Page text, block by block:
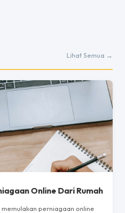
Lihat Semua →
Online Dari Rumah
perniagaan online